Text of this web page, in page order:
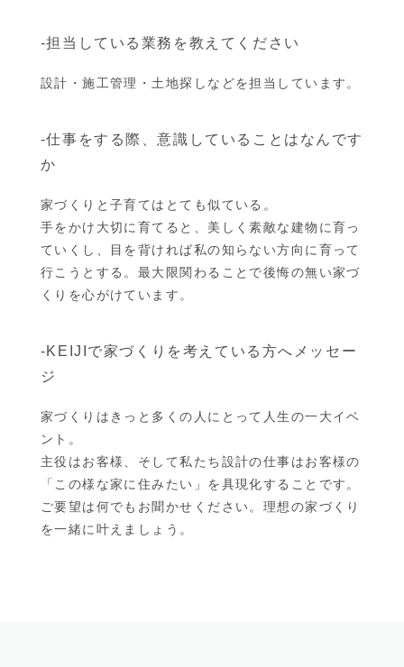
-担当している業務を教えてください
設計・施工管理・土地探しなどを担当しています。
-仕事をする際、意識していることはなんです
か
家づくりと子育てはとても似ている。
手をかけ大切に育てると、美しく素敵な建物に育っ
ていくし、目を背ければ私の知らない方向に育って
行こうとする。最大限関わることで後悔の無い家づ
くりを心がけています。
-KEIJIで家づくりを考えている方へメッセー
ジ
家づくりはきっと多くの人にとって人生の一大イベ
ント。
主役はお客様、そして私たち設計の仕事はお客様の
「この様な家に住みたい」を具現化することです。
ご要望は何でもお聞かせください。理想の家づくり
を一緒に叶えましょう。